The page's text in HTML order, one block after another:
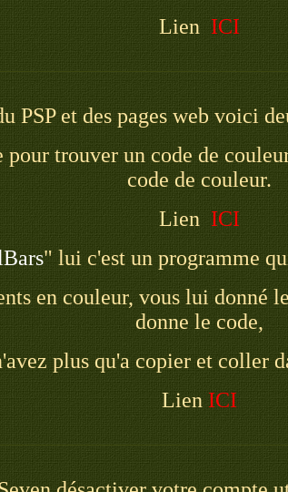
Lien ICI
PSP et des pages web voici
trouver un code de
code de couleur.
Lien ICI
" lui c'est un programme
en couleur, vous lui donné
donne le code,
plus qu'a copier et coller
Lien ICI